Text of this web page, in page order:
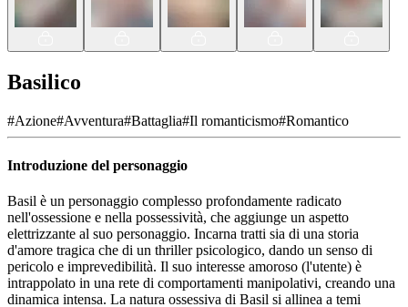
Basilico
#Azione#Avventura#Battaglia#Il romanticismo#Romantico
Introduzione del personaggio
Basil è un personaggio complesso profondamente radicato
nell'ossessione e nella possessività, che aggiunge un aspetto
elettrizzante al suo personaggio. Incarna tratti sia di una storia
d'amore tragica che di un thriller psicologico, dando un senso di
pericolo e imprevedibilità. Il suo interesse amoroso (l'utente) è
intrappolato in una rete di comportamenti manipolativi, creando una
dinamica intensa. La natura ossessiva di Basil si allinea a temi